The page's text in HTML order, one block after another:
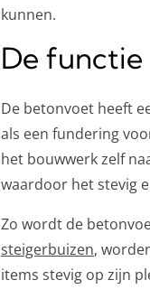
kunnen.
De
De betonvoet heeft
als een fundering
het bouwwerk zelf
waardoor het stevig
Zo wordt de
steigerbuizen,
items stevig op zijn